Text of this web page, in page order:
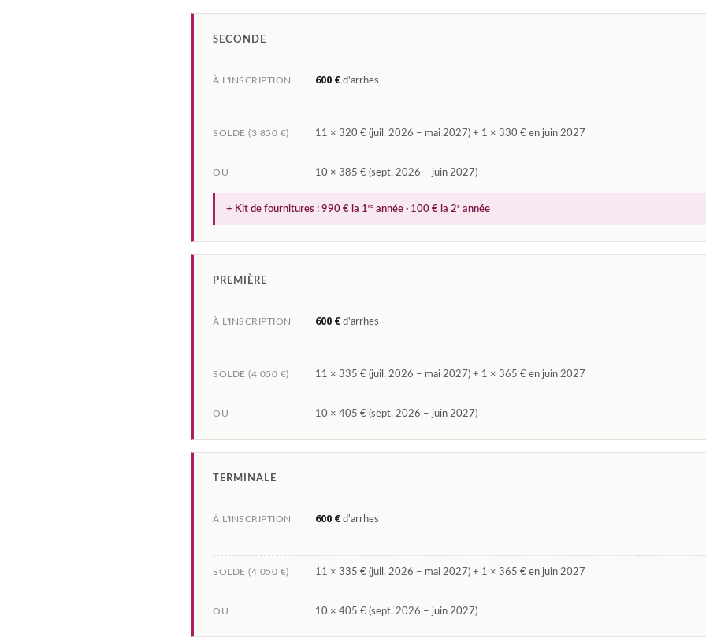
SECONDE
À L'INSCRIPTION 600 € d'arrhes
SOLDE (3 850 €) 11 × 320 € (juil. 2026 – mai 2027) + 1 × 330 € en juin 2027
OU 10 × 385 € (sept. 2026 – juin 2027)
+ Kit de fournitures : 990 € la 1re année · 100 € la 2e année
PREMIÈRE
À L'INSCRIPTION 600 € d'arrhes
SOLDE (4 050 €) 11 × 335 € (juil. 2026 – mai 2027) + 1 × 365 € en juin 2027
OU 10 × 405 € (sept. 2026 – juin 2027)
TERMINALE
À L'INSCRIPTION 600 € d'arrhes
SOLDE (4 050 €) 11 × 335 € (juil. 2026 – mai 2027) + 1 × 365 € en juin 2027
OU 10 × 405 € (sept. 2026 – juin 2027)